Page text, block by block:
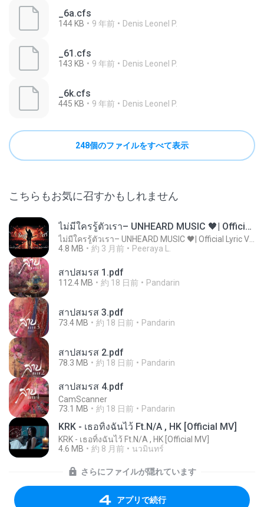
_6a.cfs
144 KB 9 年前 Denis Leonel P.
_61.cfs
143 KB 9 年前 Denis Leonel P.
_6k.cfs
445 KB 9 年前 Denis Leonel P.
248個のファイルをすべて表示
こちらもお気に召すかもしれません
ไม่มีใครรู้ตัวเรา– UNHEARD MUSIC 🖤| Official Lyric Video | เพลงสู้ชีวิต
4.8 MB
約 3 月前 Peeraya L.
สาปสมรส 1.pdf
112.4 MB 約 18 日前 Pandarin
สาปสมรส 3.pdf
73.4 MB 約 18 日前 Pandarin
สาปสมรส 2.pdf
78.3 MB 約 18 日前 Pandarin
สาปสมรส 4.pdf
CamScanner
73.1 MB
約 18 日前 Pandarin
KRK - เธอทิ้งฉันไว้ Ft.N/A , HK [Official MV]
KRK - เธอทิ้งฉันไว้ Ft.N/A , HK [Official MV]
4.6 MB
約 8 月前 นวมินทร์
さらにファイルが隠れています
アプリで続行